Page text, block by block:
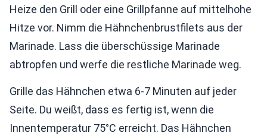
Heize den Grill oder eine Grillpfanne auf mittelhohe
Hitze vor. Nimm die Hähnchenbrustfilets aus der
Marinade. Lass die überschüssige Marinade
abtropfen und werfe die restliche Marinade weg.
Grille das Hähnchen etwa 6-7 Minuten auf jeder
Seite. Du weißt, dass es fertig ist, wenn die
Innentemperatur 75°C erreicht. Das Hähnchen